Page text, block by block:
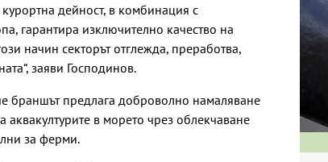
дейност, в комбинация с
гарантира изключително качество на
начин секторът отглежда, преработва,
заяви Господинов.
браншът предлага доброволно намаляване
в морето чрез облекчаване
за ферми.